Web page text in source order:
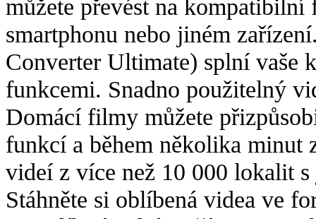
můžete převést na
smartphonu nebo jiném
Converter Ultimate) splní vaše
funkcemi. Snadno použitelný
Domácí filmy můžete
funkcí a během několika minut
videí z více než 10 000 lokalit
Stáhněte si oblíbená videa ve